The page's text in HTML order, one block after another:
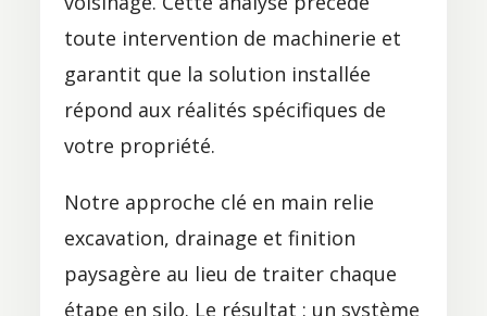
toute intervention de machinerie et
garantit que la solution installée
répond aux réalités spécifiques de
votre propriété.
Notre approche clé en main relie
excavation, drainage et finition
paysagère au lieu de traiter chaque
étape en silo. Le résultat : un système